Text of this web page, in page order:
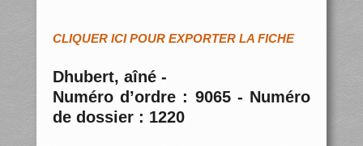
CLIQUER ICI POUR EXPORTER LA FICHE
Dhubert, aîné -
Numéro d’ordre : 9065 - Numéro
de dossier : 1220